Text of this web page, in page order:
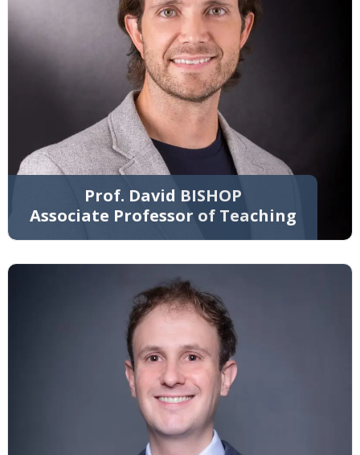
Prof. David BISHOP
Associate Professor of Teaching